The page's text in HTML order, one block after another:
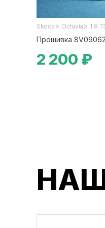
Skoda > Octavia > 1.8
Прошивка
2 200 ₽